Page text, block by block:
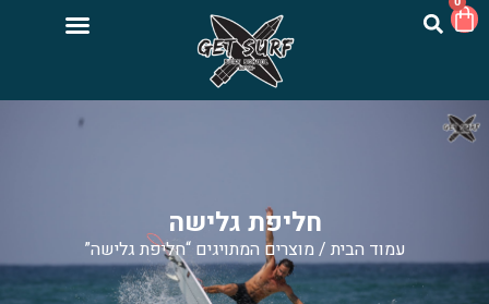
חליפת גלישה
עמוד הבית / מוצרים המתויגים “חליפת גלישה”